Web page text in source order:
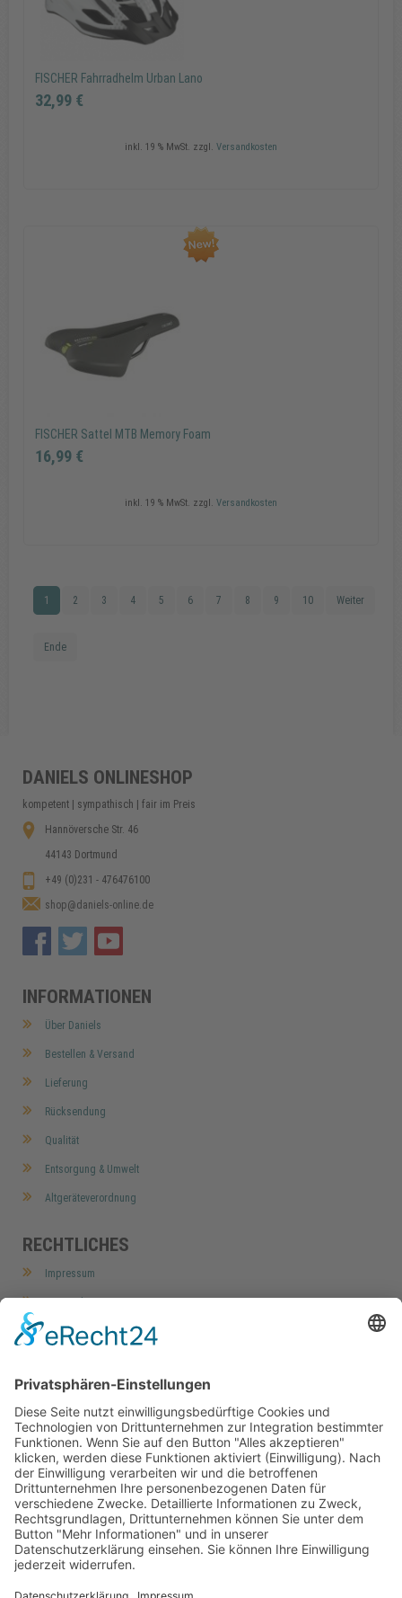
FISCHER Fahrradhelm Urban Lano
32,99 €
FISCHER Fahrradhelm Urban Lano
In den Warenkorb
inkl. 19 % MwSt. zzgl. Versandkosten
FISCHER Sattel MTB Memory Foam
16,99 €
FISCHER Sattel MTB Memory Foam
16,99 €
inkl. 19 % MwSt. zzgl. Versandkosten
1 2 3 4 5 6 7 8 9 10 Weiter
Ende
DANIELS ONLINESHOP
kompetent | sympathisch | fair im Preis
Hannöversche Str. 46
44143 Dortmund
+49 (0)231 - 476476100
shop@daniels-online.de
INFORMATIONEN
Über Daniels
Bestellen & Versand
Lieferung
Rücksendung
Qualität
Entsorgung & Umwelt
Altgeräteverordnung
RECHTLICHES
Impressum
AGB
Barrierefreiheitserklärung
Cookie-Einstellungen
MEIN KONTO
Home
Mein Konto
Meine Wunschliste